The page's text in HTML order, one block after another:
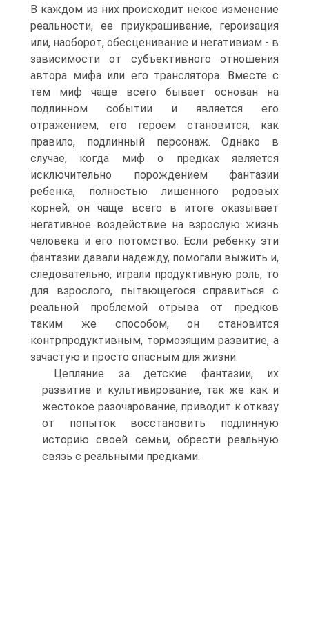
В каждом из них происходит некое изменение
реальности, ее приукрашивание, героизация
или, наоборот, обесценивание и негативизм - в
зависимости от субъективного отношения
автора мифа или его транслятора. Вместе с
тем миф чаще всего бывает основан на
подлинном событии и является его
отражением, его героем становится, как
правило, подлинный персонаж. Однако в
случае, когда миф о предках является
исключительно порождением фантазии
ребенка, полностью лишенного родовых
корней, он чаще всего в итоге оказывает
негативное воздействие на взрослую жизнь
человека и его потомство. Если ребенку эти
фантазии давали надежду, помогали выжить и,
следовательно, играли продуктивную роль, то
для взрослого, пытающегося справиться с
реальной проблемой отрыва от предков
таким же способом, он становится
контрпродуктивным, тормозящим развитие, а
зачастую и просто опасным для жизни.
Цепляние за детские фантазии, их
развитие и культивирование, так же как и
жестокое разочарование, приводит к отказу
от попыток восстановить подлинную
историю своей семьи, обрести реальную
связь с реальными предками.